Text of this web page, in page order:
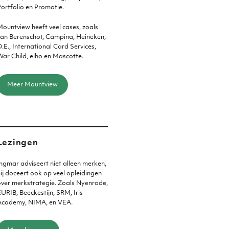
en Promotie.
heeft veel cases, zoals
Berenschot, Campina, Heineken,
International Card Services,
Child, elho en Mascotte.
Meer Mountview
Ingmar adviseert niet alleen merken,
doceert ook op veel opleidingen
merkstrategie. Zoals Nyenrode,
Beeckestijn, SRM, Iris
NIMA, en VEA.